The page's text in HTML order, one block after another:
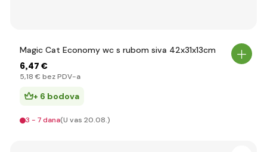
Magic Cat Economy wc s rubom siva 42x31x13cm
6,47 €
5,18 € bez PDV-a
+ 6 bodova
3 - 7 dana(U vas 20.08.)